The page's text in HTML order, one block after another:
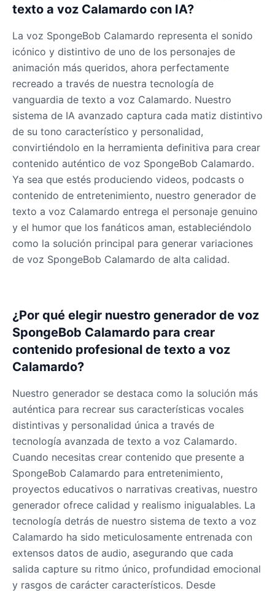
texto a voz Calamardo con IA?
La voz SpongeBob Calamardo representa el sonido
icónico y distintivo de uno de los personajes de
animación más queridos, ahora perfectamente
recreado a través de nuestra tecnología de
vanguardia de texto a voz Calamardo. Nuestro
sistema de IA avanzado captura cada matiz distintivo
de su tono característico y personalidad,
convirtiéndolo en la herramienta definitiva para crear
contenido auténtico de voz SpongeBob Calamardo.
Ya sea que estés produciendo videos, podcasts o
contenido de entretenimiento, nuestro generador de
texto a voz Calamardo entrega el personaje genuino
y el humor que los fanáticos aman, estableciéndolo
como la solución principal para generar variaciones
de voz SpongeBob Calamardo de alta calidad.
¿Por qué elegir nuestro generador de voz
SpongeBob Calamardo para crear
contenido profesional de texto a voz
Calamardo?
Nuestro generador se destaca como la solución más
auténtica para recrear sus características vocales
distintivas y personalidad única a través de
tecnología avanzada de texto a voz Calamardo.
Cuando necesitas crear contenido que presente a
SpongeBob Calamardo para entretenimiento,
proyectos educativos o narrativas creativas, nuestro
generador ofrece calidad y realismo inigualables. La
tecnología detrás de nuestro sistema de texto a voz
Calamardo ha sido meticulosamente entrenada con
extensos datos de audio, asegurando que cada
salida capture su ritmo único, profundidad emocional
y rasgos de carácter característicos. Desde